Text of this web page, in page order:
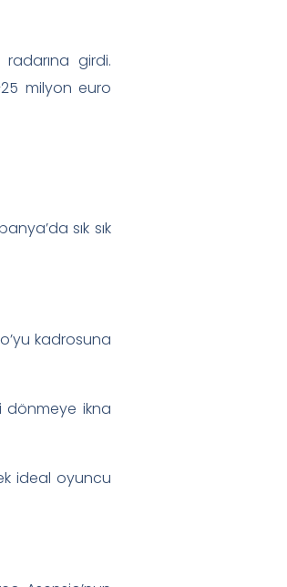
girdi.
milyon euro
sık sık
kadrosuna
dönmeye ikna
ideal oyuncu